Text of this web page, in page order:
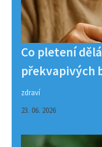
Co pletení
překvapivých
zdraví
23. 06. 2026